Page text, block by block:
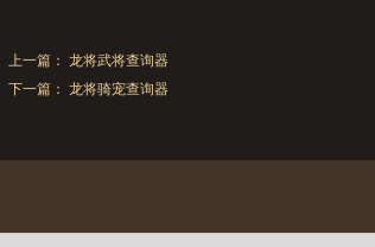
上一篇： 龙将武将查询器
下一篇： 龙将骑宠查询器